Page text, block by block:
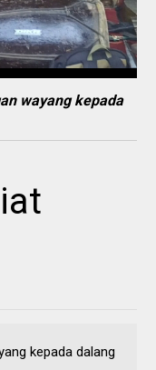
wayang kepada
kepada dalang